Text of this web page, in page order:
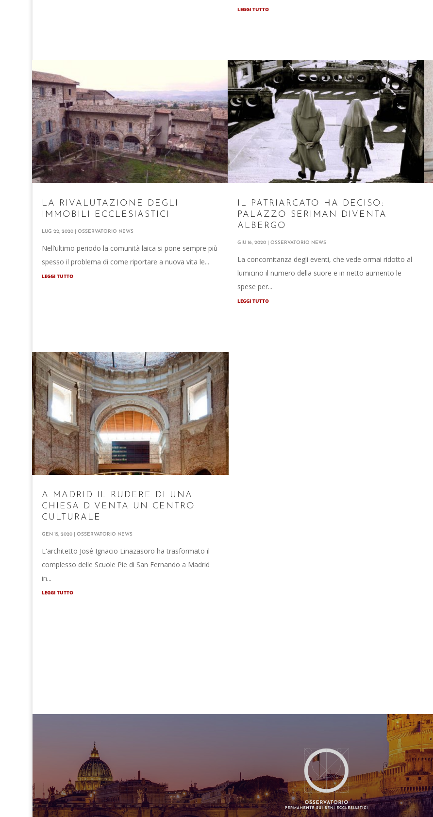
LA RIVALUTAZIONE DEGLI
IMMOBILI ECCLESIASTICI
LUG 22, 2020 |OSSERVATORIO NEWS
Nell’ultimo periodo la comunità laica si pone sempre più
spesso il problema di come riportare a nuova vita le...
LEGGI TUTTO
A MADRID IL RUDERE DI UNA
CHIESA DIVENTA UN CENTRO
CULTURALE
GEN 15, 2020 |OSSERVATORIO NEWS
L'architetto José Ignacio Linazasoro ha trasformato il
complesso delle Scuole Pie di San Fernando a Madrid
in...
LEGGI TUTTO
LEGGI TUTTO
IL PATRIARCATO HA DECISO:
PALAZZO SERIMAN DIVENTA
ALBERGO
GIU 16, 2020 |OSSERVATORIO NEWS
La concomitanza degli eventi, che vede ormai ridotto al
lumicino il numero della suore e in netto aumento le
spese per...
LEGGI TUTTO